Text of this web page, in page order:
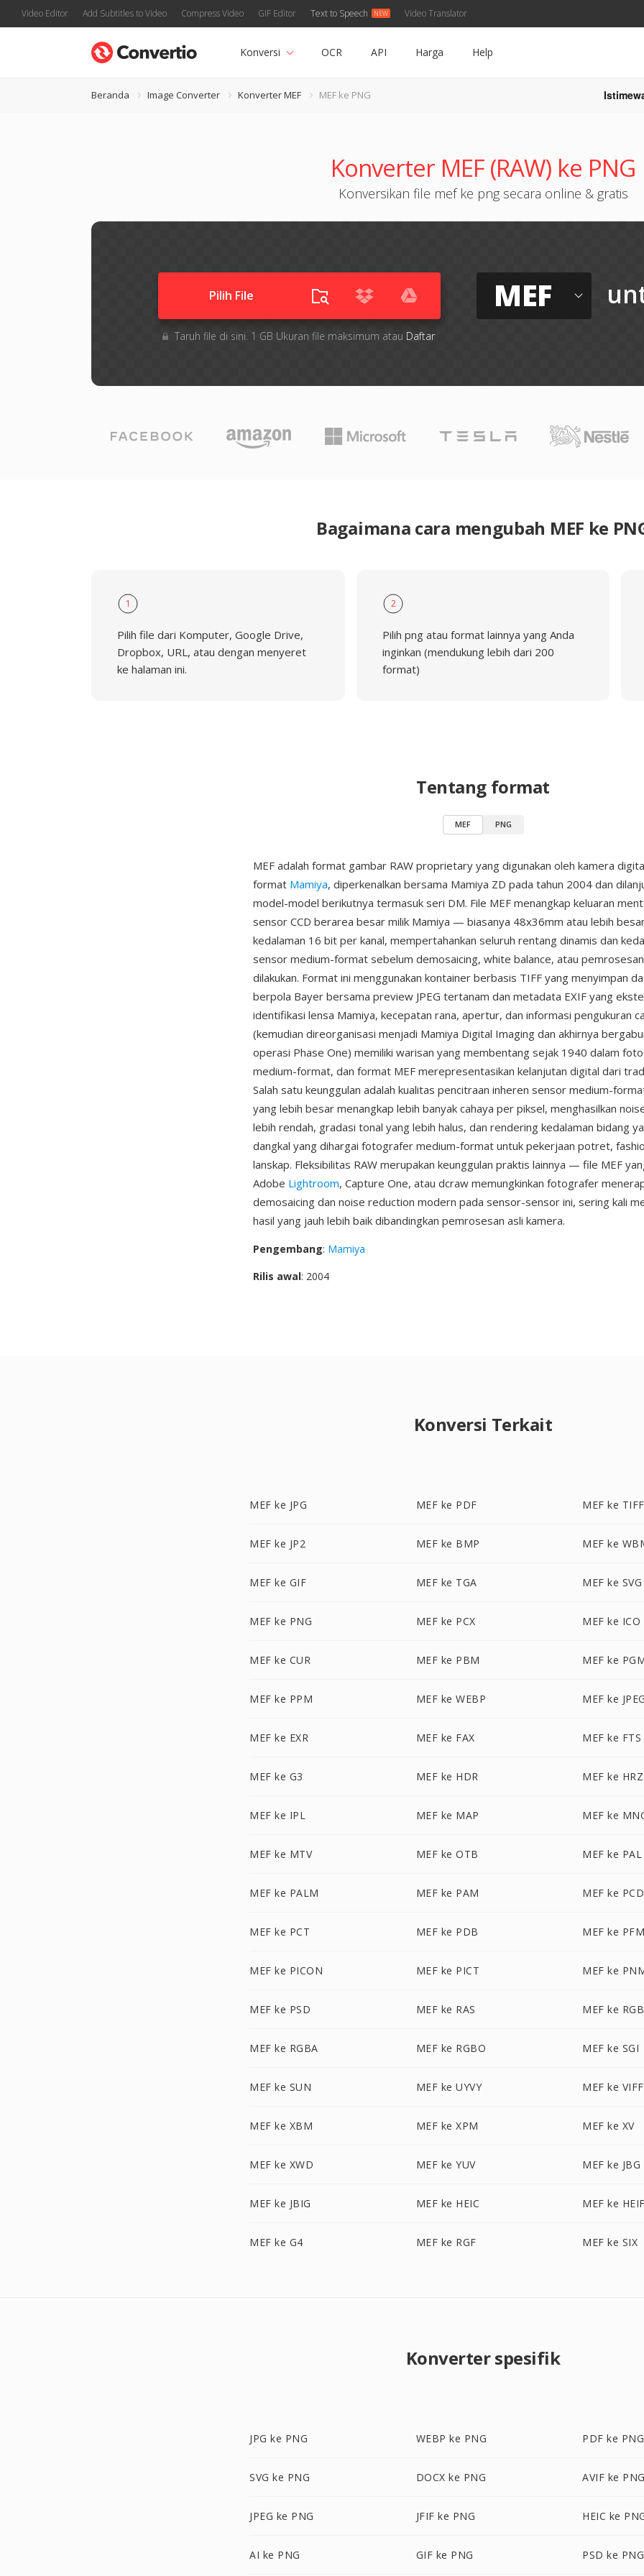
Video Editor Add Subtitles to Video Compress Video GIF Editor Text to Speech Video Translator
Konversi OCR API Harga Help
Beranda Image Converter Konverter MEF MEF ke PNG
Konverter MEF (RAW) ke PNG
Konversikan file mef ke png secara online & gratis
Pilih File
Taruh file di sini. 1 GB Ukuran file maksimum atau Daftar
MEF
Bagaimana cara mengubah MEF ke
1
Pilih file dari Komputer, Google Drive,
Dropbox, URL, atau dengan menyeret
ke halaman ini.
2
Pilih png atau format lainnya yang Anda
inginkan (mendukung lebih dari 200
format)
Tentang format
MEF PNG
MEF adalah format gambar RAW proprietary yang digunakan oleh kamera
format Mamiya, diperkenalkan bersama Mamiya ZD pada tahun 2004 dan
model-model berikutnya termasuk seri DM. File MEF menangkap keluaran
sensor CCD berarea besar milik Mamiya — biasanya 48x36mm atau lebih
kedalaman 16 bit per kanal, mempertahankan seluruh rentang dinamis dan
sensor medium-format sebelum demosaicing, white balance, atau
dilakukan. Format ini menggunakan kontainer berbasis TIFF yang menyimpan
berpola Bayer bersama preview JPEG tertanam dan metadata EXIF yang
identifikasi lensa Mamiya, kecepatan rana, apertur, dan informasi pengukuran
(kemudian direorganisasi menjadi Mamiya Digital Imaging dan akhirnya
operasi Phase One) memiliki warisan yang membentang sejak 1940 dalam
medium-format, dan format MEF merepresentasikan kelanjutan digital dari
Salah satu keunggulan adalah kualitas pencitraan inheren sensor medium-
yang lebih besar menangkap lebih banyak cahaya per piksel, menghasilkan
lebih rendah, gradasi tonal yang lebih halus, dan rendering kedalaman bidang
dangkal yang dihargai fotografer medium-format untuk pekerjaan potret,
lanskap. Fleksibilitas RAW merupakan keunggulan praktis lainnya — file MEF
Adobe Lightroom, Capture One, atau dcraw memungkinkan fotografer
demosaicing dan noise reduction modern pada sensor-sensor ini, sering kali
hasil yang jauh lebih baik dibandingkan pemrosesan asli kamera.
Pengembang: Mamiya
Rilis awal: 2004
Konversi Terkait
MEF ke JPG MEF ke PDF MEF ke TIFF
MEF ke JP2 MEF ke BMP MEF ke
MEF ke GIF MEF ke TGA MEF ke SVG
MEF ke PNG MEF ke PCX MEF ke ICO
MEF ke CUR MEF ke PBM MEF ke
MEF ke PPM MEF ke WEBP MEF ke
MEF ke EXR MEF ke FAX MEF ke FTS
MEF ke G3 MEF ke HDR MEF ke HRZ
MEF ke IPL MEF ke MAP MEF ke
MEF ke MTV MEF ke OTB MEF ke PAL
MEF ke PALM MEF ke PAM MEF ke PCD
MEF ke PCT MEF ke PDB MEF ke
MEF ke PICON MEF ke PICT MEF ke
MEF ke PSD MEF ke RAS MEF ke RGB
MEF ke RGBA MEF ke RGBO MEF ke SGI
MEF ke SUN MEF ke UYVY MEF ke VIFF
MEF ke XBM MEF ke XPM MEF ke XV
MEF ke XWD MEF ke YUV MEF ke JBG
MEF ke JBIG MEF ke HEIC MEF ke
MEF ke G4 MEF ke RGF MEF ke SIX
Konverter spesifik
JPG ke PNG WEBP ke PNG PDF ke PNG
SVG ke PNG DOCX ke PNG AVIF ke
JPEG ke PNG JFIF ke PNG HEIC ke
AI ke PNG GIF ke PNG PSD ke PNG